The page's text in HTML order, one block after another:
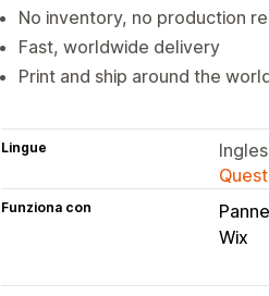
No inventory, no production
Fast, worldwide delivery
Print and ship around the
Lingue
Funziona con
Wix